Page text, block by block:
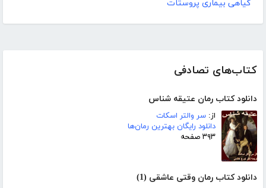
کتاب‌های تصادفی
دانلود کتاب رمان عتیقه شناس
از: سر والتر اسکات
دانلود رایگان بهترین رمان‌ها
۳۹۳ صفحه
دانلود کتاب رمان وقتی عاشقی (1)
گیاهی بیماری پروستات